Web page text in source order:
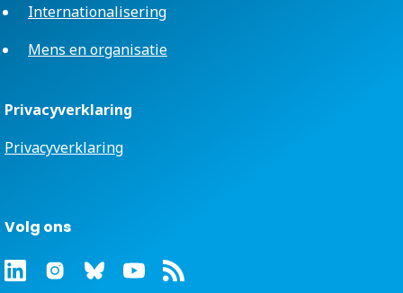
Internationalisering
Mens en organisatie
Privacyverklaring
Privacyverklaring
Volg ons